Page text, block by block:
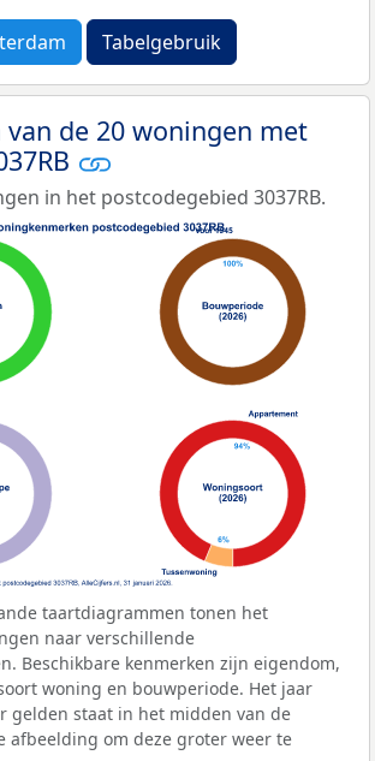
Tabelgebruik
van de 20 woningen met
in het postcodegebied 3037RB.
taartdiagrammen tonen het
naar verschillende
Beschikbare kenmerken zijn eigendom,
woning en bouwperiode. Het jaar
gelden staat in het midden van de
afbeelding om deze groter weer te